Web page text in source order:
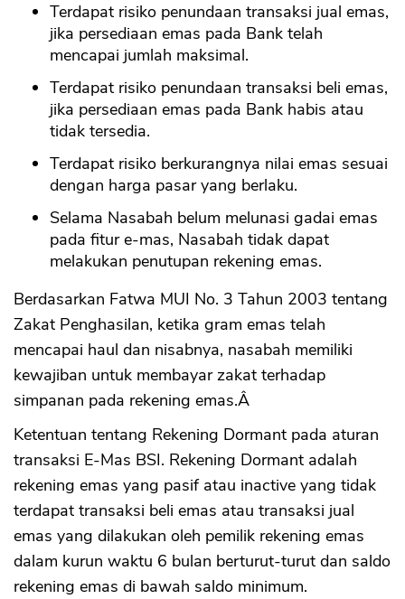
Terdapat risiko penundaan transaksi jual emas,
jika persediaan emas pada Bank telah
mencapai jumlah maksimal.
Terdapat risiko penundaan transaksi beli emas,
jika persediaan emas pada Bank habis atau
tidak tersedia.
Terdapat risiko berkurangnya nilai emas sesuai
dengan harga pasar yang berlaku.
Selama Nasabah belum melunasi gadai emas
pada fitur e-mas, Nasabah tidak dapat
melakukan penutupan rekening emas.
Berdasarkan Fatwa MUI No. 3 Tahun 2003 tentang
Zakat Penghasilan, ketika gram emas telah
mencapai haul dan nisabnya, nasabah memiliki
kewajiban untuk membayar zakat terhadap
simpanan pada rekening emas.Â
Ketentuan tentang Rekening Dormant pada aturan
transaksi E-Mas BSI. Rekening Dormant adalah
rekening emas yang pasif atau inactive yang tidak
terdapat transaksi beli emas atau transaksi jual
emas yang dilakukan oleh pemilik rekening emas
dalam kurun waktu 6 bulan berturut-turut dan saldo
rekening emas di bawah saldo minimum.